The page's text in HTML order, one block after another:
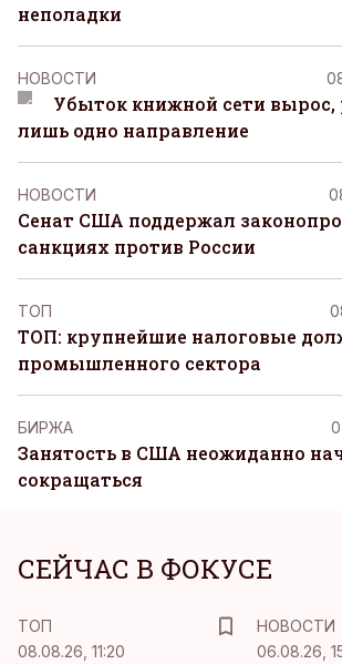
неполадки
НОВОСТИ
Убыток книжной сети вырос,
лишь одно направление
НОВОСТИ
Сенат США поддержал
санкциях против России
ТОП
ТОП: крупнейшие налоговые
промышленного сектора
БИРЖА
Занятость в США неожиданно
сокращаться
СЕЙЧАС В ФОКУСЕ
ТОП
08.08.26, 11:20
НОВОСТИ
06.08.26,